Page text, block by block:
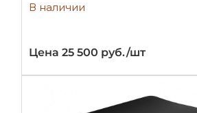
В наличии
Цена 25 500 руб./шт